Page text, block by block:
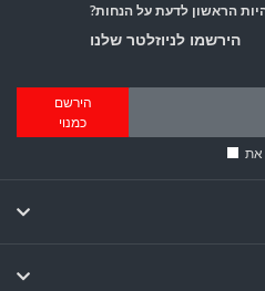
הראשון לדעת על הנחות?
הירשמו לניוזלטר שלנו
הירשם
כמנוי
את